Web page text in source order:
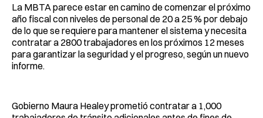
La MBTA parece estar en camino de comenzar el próximo
año fiscal con niveles de personal de 20 a 25 % por debajo
de lo que se requiere para mantener el sistema y necesita
contratar a 2800 trabajadores en los próximos 12 meses
para garantizar la seguridad y el progreso, según un nuevo
informe.
Gobierno Maura Healey prometió contratar a 1,000